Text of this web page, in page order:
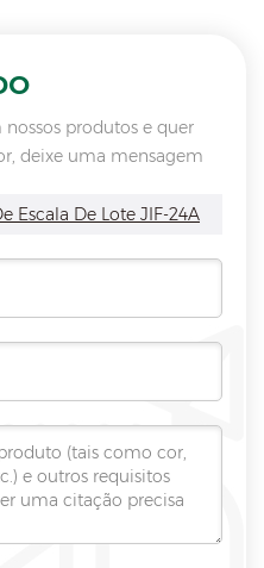
nossos produtos e quer
deixe uma mensagem
Escala De Lote JIF-24A